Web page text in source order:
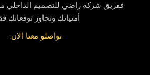
ففريق شركة راضي للتصميم الداخلي
أمنياتك وتجاوز توقعاتك
تواصلو معنا الان.